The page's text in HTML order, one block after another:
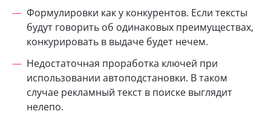
Формулировки как у конкурентов. Если тексты
будут говорить об одинаковых преимуществах,
конкурировать в выдаче будет нечем.
Недостаточная проработка ключей при
использовании автоподстановки. В таком
случае рекламный текст в поиске выглядит
нелепо.